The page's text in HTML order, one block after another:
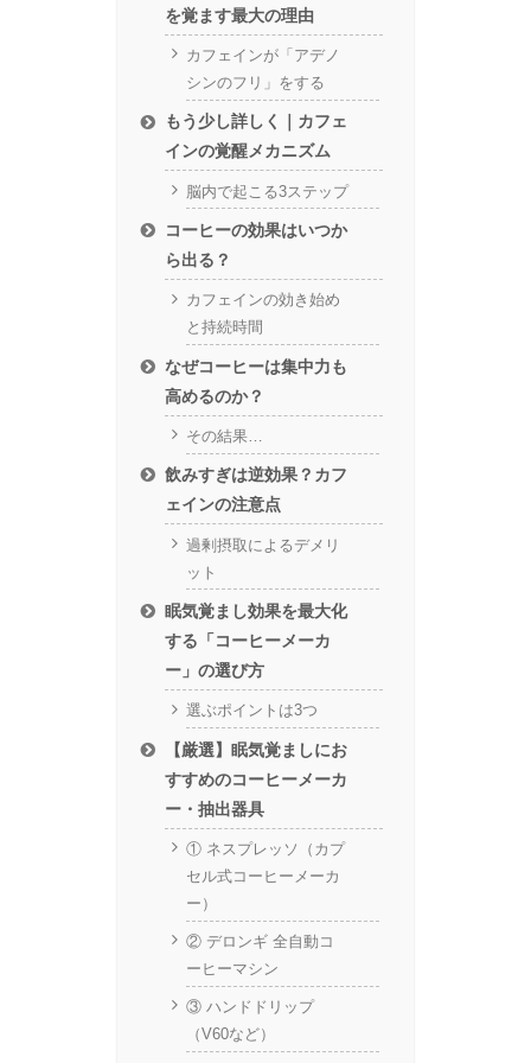
を覚ます最大の理由
カフェインが「アデノ
シンのフリ」をする
もう少し詳しく｜カフェ
インの覚醒メカニズム
脳内で起こる3ステップ
コーヒーの効果はいつか
ら出る？
カフェインの効き始め
と持続時間
なぜコーヒーは集中力も
高めるのか？
その結果…
飲みすぎは逆効果？カフ
ェインの注意点
過剰摂取によるデメリ
ット
眠気覚まし効果を最大化
する「コーヒーメーカ
ー」の選び方
選ぶポイントは3つ
【厳選】眠気覚ましにお
すすめのコーヒーメーカ
ー・抽出器具
① ネスプレッソ（カプ
セル式コーヒーメーカ
ー）
② デロンギ 全自動コ
ーヒーマシン
③ ハンドドリップ
（V60など）